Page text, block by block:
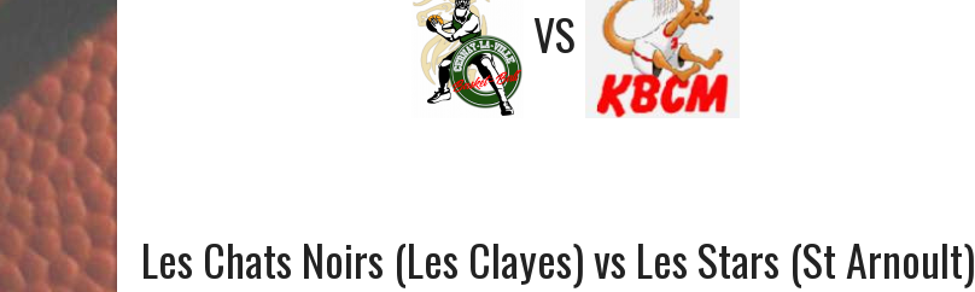
VS
Les Chats Noirs (Les Clayes) vs Les Stars (St Arnoult)